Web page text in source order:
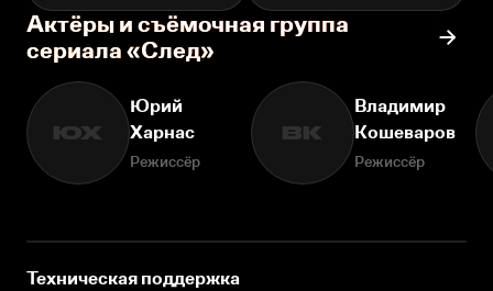
Актёры и съёмочная группа
сериала «След»
ЮХ
Юрий
Харнас
Режиссёр
ВК
Владимир
Кошеваров
Режиссёр
Техническая поддержка